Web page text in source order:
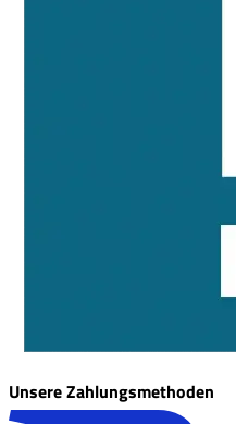
Unsere Zahlungsmethoden